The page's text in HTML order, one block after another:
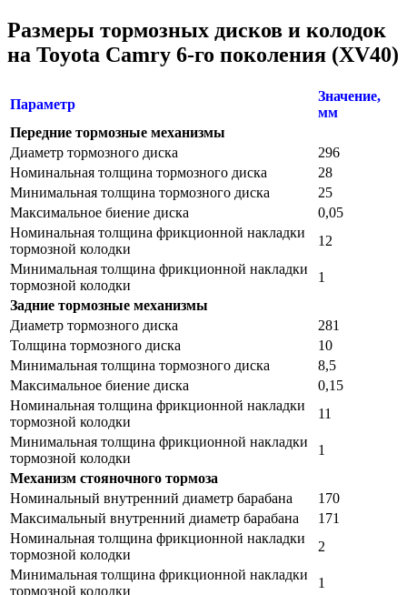
Размеры тормозных дисков и колодок
на Toyota Camry 6-го поколения (XV40)
Параметр
Значение,
мм
Передние тормозные механизмы
Диаметр тормозного диска
296
Номинальная толщина тормозного диска
28
Минимальная толщина тормозного диска
25
Максимальное биение диска
0,05
Номинальная толщина фрикционной накладки
тормозной колодки
12
Минимальная толщина фрикционной накладки
тормозной колодки
1
Задние тормозные механизмы
Диаметр тормозного диска
281
Толщина тормозного диска
10
Минимальная толщина тормозного диска
8,5
Максимальное биение диска
0,15
Номинальная толщина фрикционной накладки
тормозной колодки
11
Минимальная толщина фрикционной накладки
тормозной колодки
1
Механизм стояночного тормоза
Номинальный внутренний диаметр барабана
170
Максимальный внутренний диаметр барабана
171
Номинальная толщина фрикционной накладки
тормозной колодки
2
Минимальная толщина фрикционной накладки
тормозной колодки
1